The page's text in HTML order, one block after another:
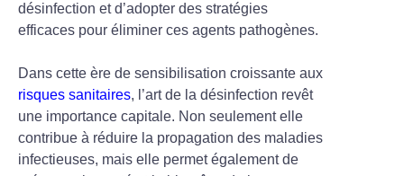
désinfection et d’adopter des stratégies
efficaces pour éliminer ces agents pathogènes.
Dans cette ère de sensibilisation croissante aux
risques sanitaires, l’art de la désinfection revêt
une importance capitale. Non seulement elle
contribue à réduire la propagation des maladies
infectieuses, mais elle permet également de